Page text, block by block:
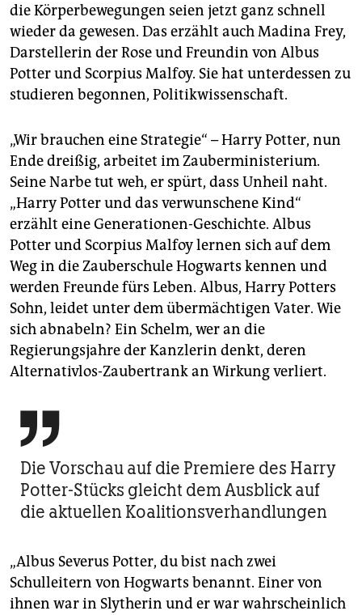
die Körperbewegungen seien jetzt ganz schnell
wieder da gewesen. Das erzählt auch Madina Frey,
Darstellerin der Rose und Freundin von Albus
Potter und Scorpius Malfoy. Sie hat unterdessen zu
studieren begonnen, Politikwissenschaft.
„Wir brauchen eine Strategie“ – Harry Potter, nun
Ende dreißig, arbeitet im Zauberministerium.
Seine Narbe tut weh, er spürt, dass Unheil naht.
„Harry Potter und das verwunschene Kind“
erzählt eine Generationen-Geschichte. Albus
Potter und Scorpius Malfoy lernen sich auf dem
Weg in die Zauberschule Hogwarts kennen und
werden Freunde fürs Leben. Albus, Harry Potters
Sohn, leidet unter dem übermächtigen Vater. Wie
sich abnabeln? Ein Schelm, wer an die
Regierungsjahre der Kanzlerin denkt, deren
Alternativlos-Zaubertrank an Wirkung verliert.

Die Vorschau auf die Premiere des Harry
Potter-Stücks gleicht dem Ausblick auf
die aktuellen Koalitions­verhandlungen
„Albus Severus Potter, du bist nach zwei
Schulleitern von Hogwarts benannt. Einer von
ihnen war in Slytherin und er war wahrscheinlich